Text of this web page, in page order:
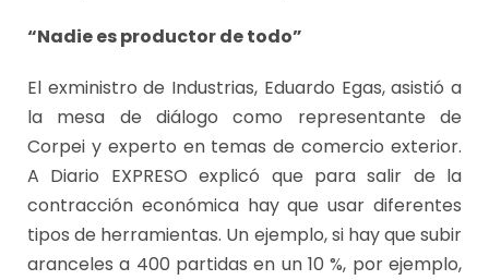
“Nadie es productor de todo”
El exministro de Industrias, Eduardo Egas, asistió a
la mesa de diálogo como representante de
Corpei y experto en temas de comercio exterior.
A Diario EXPRESO explicó que para salir de la
contracción económica hay que usar diferentes
tipos de herramientas. Un ejemplo, si hay que subir
aranceles a 400 partidas en un 10 %, por ejemplo,